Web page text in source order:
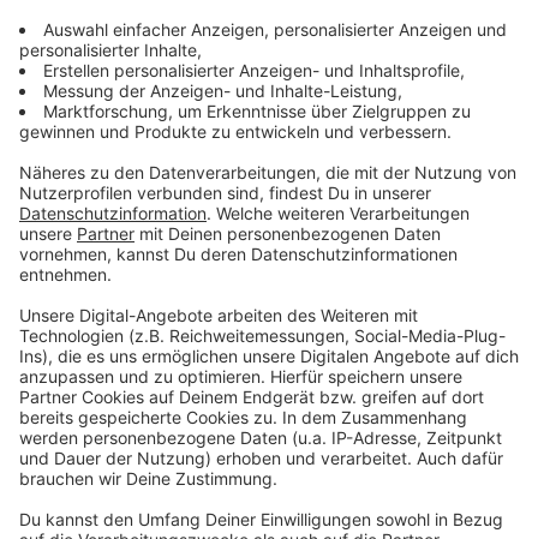
Der ADAC befürchtet während der Sperrung der
Leverkusener Brücke auf der A1 ein Stauchaos auf
den Ausweichrouten. Besonders auf der A3 zwischen
dem Kreuz Leverkusen und dem Dreieck Heumar droht
Stillstand.
"Pendler werden viel Geduld und gute Nerven
brauchen. Von vermeintlich kürzeren Ausweichrouten
durch die Stadt, zum Beispiel über die eingeschränkt
ab. Sonst droht hier ein Verkehrschaos", warnt ADAC
Verkehrsexperte Prof. Dr. Roman Suthold. Das
Staurisiko ist zwischen 7 und 9 Uhr sowie 15 und 18
Uhr am größten.
Anzeige